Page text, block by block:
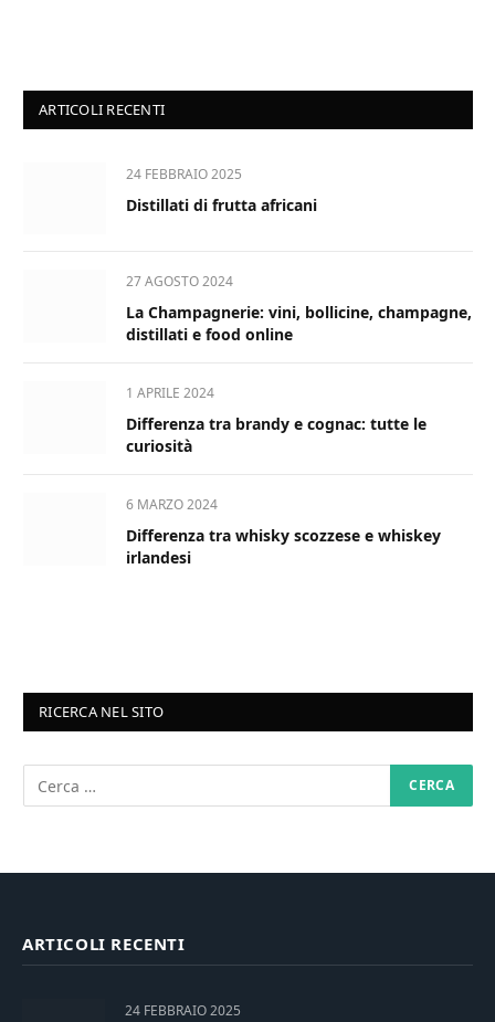
ARTICOLI RECENTI
24 FEBBRAIO 2025
Distillati di frutta africani
27 AGOSTO 2024
La Champagnerie: vini, bollicine, champagne,
distillati e food online
1 APRILE 2024
Differenza tra brandy e cognac: tutte le
curiosità
6 MARZO 2024
Differenza tra whisky scozzese e whiskey
irlandesi
RICERCA NEL SITO
ARTICOLI RECENTI
24 FEBBRAIO 2025